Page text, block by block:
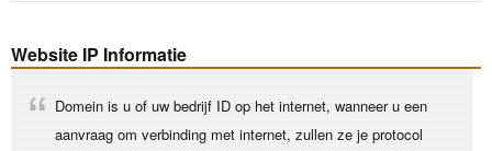
Website IP Informatie
Domein is u of uw bedrijf ID op het internet, wanneer u een
aanvraag om verbinding met internet, zullen ze je protocol